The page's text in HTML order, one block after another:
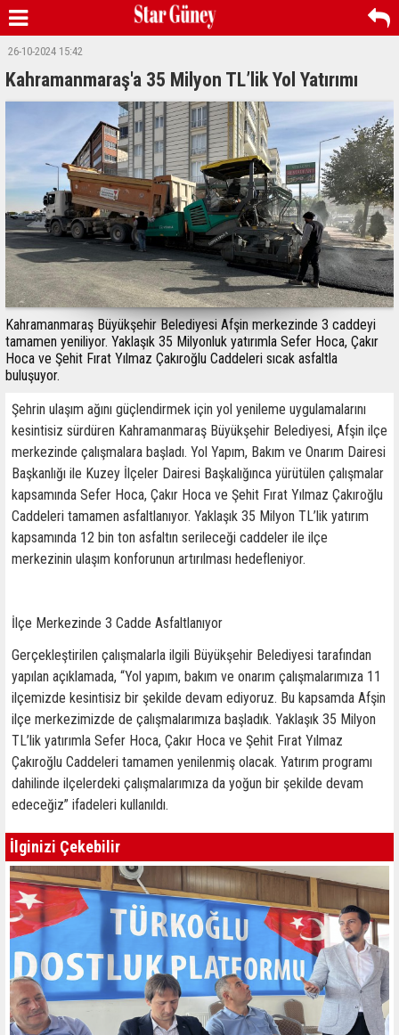
26-10-2024 15:42
Kahramanmaraş'a 35 Milyon TL’lik Yol Yatırımı
Kahramanmaraş Büyükşehir Belediyesi Afşin merkezinde 3 caddeyi
tamamen yeniliyor. Yaklaşık 35 Milyonluk yatırımla Sefer Hoca, Çakır
Hoca ve Şehit Fırat Yılmaz Çakıroğlu Caddeleri sıcak asfaltla
buluşuyor.
Şehrin ulaşım ağını güçlendirmek için yol yenileme uygulamalarını
kesintisiz sürdüren Kahramanmaraş Büyükşehir Belediyesi, Afşin ilçe
merkezinde çalışmalara başladı. Yol Yapım, Bakım ve Onarım Dairesi
Başkanlığı ile Kuzey İlçeler Dairesi Başkalığınca yürütülen çalışmalar
kapsamında Sefer Hoca, Çakır Hoca ve Şehit Fırat Yılmaz Çakıroğlu
Caddeleri tamamen asfaltlanıyor. Yaklaşık 35 Milyon TL’lik yatırım
kapsamında 12 bin ton asfaltın serileceği caddeler ile ilçe
merkezinin ulaşım konforunun artırılması hedefleniyor.
İlçe Merkezinde 3 Cadde Asfaltlanıyor
Gerçekleştirilen çalışmalarla ilgili Büyükşehir Belediyesi tarafından
yapılan açıklamada, “Yol yapım, bakım ve onarım çalışmalarımıza 11
ilçemizde kesintisiz bir şekilde devam ediyoruz. Bu kapsamda Afşin
ilçe merkezimizde de çalışmalarımıza başladık. Yaklaşık 35 Milyon
TL’lik yatırımla Sefer Hoca, Çakır Hoca ve Şehit Fırat Yılmaz
Çakıroğlu Caddeleri tamamen yenilenmiş olacak. Yatırım programı
dahilinde ilçelerdeki çalışmalarımıza da yoğun bir şekilde devam
edeceğiz” ifadeleri kullanıldı.
İlginizi Çekebilir